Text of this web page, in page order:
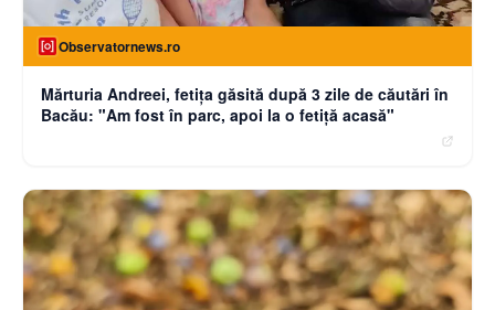
Observatornews.ro
Mărturia Andreei, fetiţa găsită după 3 zile de căutări în
Bacău: "Am fost în parc, apoi la o fetiţă acasă"